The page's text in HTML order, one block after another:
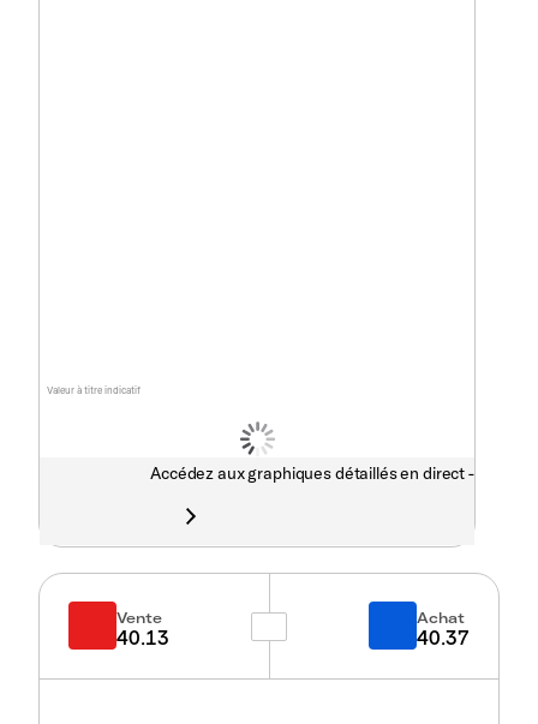
Valeur à titre indicatif
Accédez aux graphiques détaillés en direct -
Vente
40.13
Achat
40.37